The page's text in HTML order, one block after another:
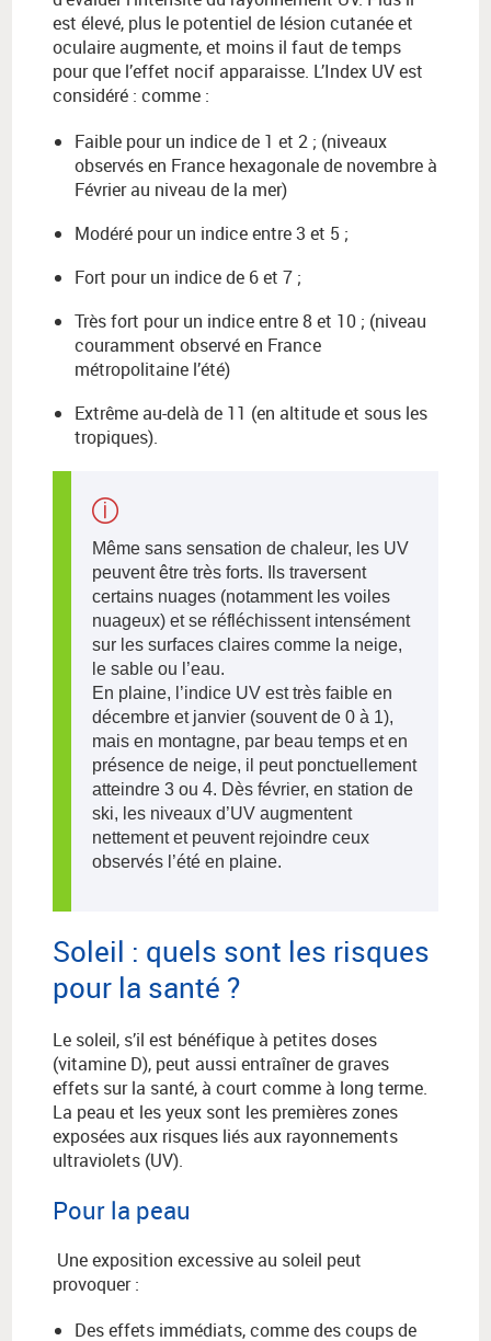
est élevé, plus le potentiel de lésion cutanée et
oculaire augmente, et moins il faut de temps
pour que l’effet nocif apparaisse. L’Index UV est
considéré : comme :
Faible pour un indice de 1 et 2 ; (niveaux
observés en France hexagonale de novembre à
Février au niveau de la mer)
Modéré pour un indice entre 3 et 5 ;
Fort pour un indice de 6 et 7 ;
Très fort pour un indice entre 8 et 10 ; (niveau
couramment observé en France
métropolitaine l’été)
Extrême au-delà de 11 (en altitude et sous les
tropiques).
Même sans sensation de chaleur, les UV
peuvent être très forts. Ils traversent
certains nuages (notamment les voiles
nuageux) et se réfléchissent intensément
sur les surfaces claires comme la neige,
le sable ou l’eau.
En plaine, l’indice UV est très faible en
décembre et janvier (souvent de 0 à 1),
mais en montagne, par beau temps et en
présence de neige, il peut ponctuellement
atteindre 3 ou 4. Dès février, en station de
ski, les niveaux d’UV augmentent
nettement et peuvent rejoindre ceux
observés l’été en plaine.
Soleil : quels sont les risques
pour la santé ?
Le soleil, s’il est bénéfique à petites doses
(vitamine D), peut aussi entraîner de graves
effets sur la santé, à court comme à long terme.
La peau et les yeux sont les premières zones
exposées aux risques liés aux rayonnements
ultraviolets (UV).
Pour la peau
Une exposition excessive au soleil peut
provoquer :
Des effets immédiats, comme des coups de